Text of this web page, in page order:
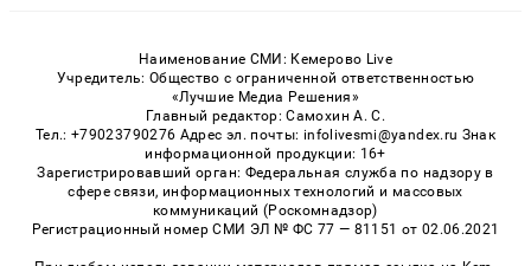
Наименование СМИ: Кемерово Live
Учредитель: Общество с ограниченной ответственностью
«Лучшие Медиа Решения»
Главный редактор: Самохин А. С.
Тел.: +79023790276 Адрес эл. почты: infolivesmi@yandex.ru Знак
информационной продукции: 16+
Зарегистрировавший орган: Федеральная служба по надзору в
сфере связи, информационных технологий и массовых
коммуникаций (Роскомнадзор)
Регистрационный номер СМИ ЭЛ № ФС 77 — 81151 от 02.06.2021